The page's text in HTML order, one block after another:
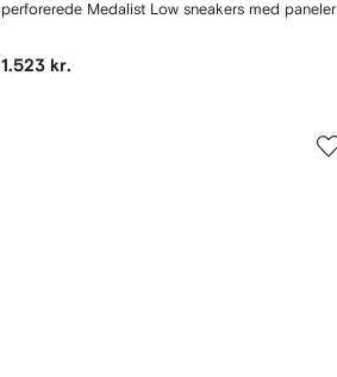
perforerede Medalist Low sneakers med paneler
1.523 kr.